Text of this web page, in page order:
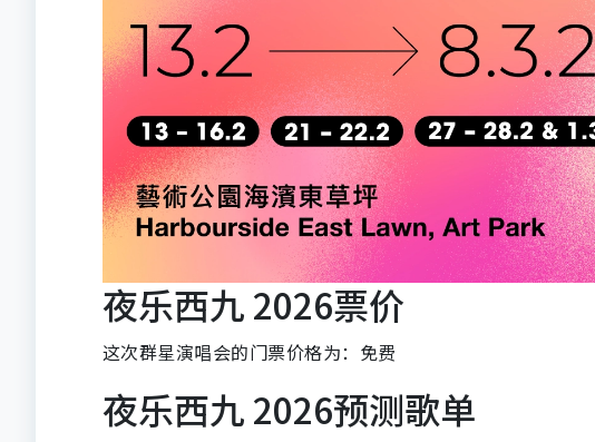
夜乐西九 2026票价
这次群星演唱会的门票价格为：免费
夜乐西九 2026预测歌单